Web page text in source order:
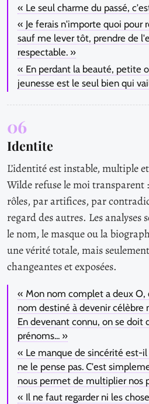
« Le seul charme du passé,
« Je ferais n'importe quoi pour
sauf me lever tôt, prendre de
respectable. »
« En perdant la beauté, petite
jeunesse est le seul bien qui
06
Identite
L’identité est instable, multiple
Wilde refuse le moi transparent
rôles, par artifices, par
regard des autres. Les analyses
le nom, le masque ou la
une vérité totale, mais
changeantes et exposées.
« Mon nom complet a deux O,
nom destiné à devenir célèbre
En devenant connu, on se doit
prénoms... »
« Le manque de sincérité est-il
ne le pense pas. C'est
nous permet de multiplier nos
« Il ne faut regarder ni les